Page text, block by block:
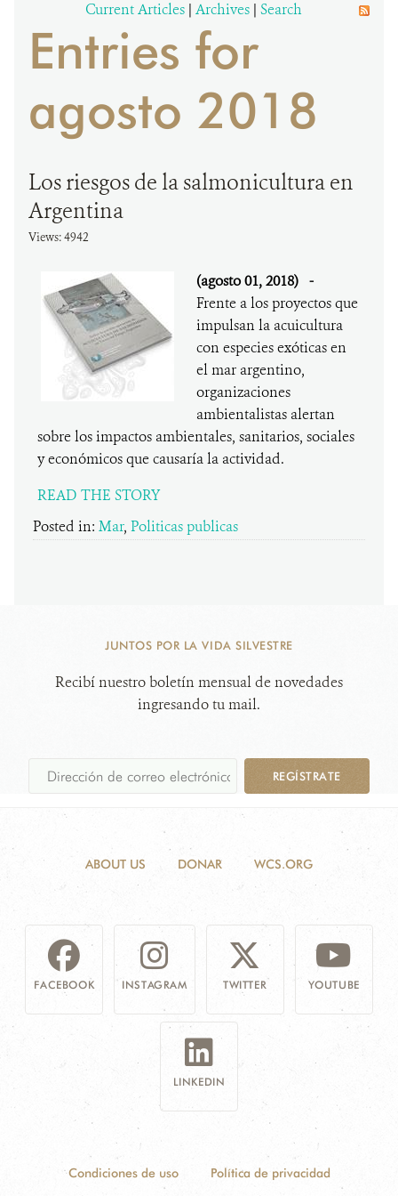
DONA
Current Articles | Archives | Search
Entries for
agosto 2018
Los riesgos de la salmonicultura en
Argentina
Views: 4942
(agosto 01, 2018) -
Frente a los proyectos que
impulsan la acuicultura
con especies exóticas en
el mar argentino,
organizaciones
ambientalistas alertan
sobre los impactos ambientales, sanitarios, sociales
y económicos que causaría la actividad.
READ THE STORY
Posted in: Mar, Politicas publicas
JUNTOS POR LA VIDA SILVESTRE
Recibí nuestro boletín mensual de novedades
ingresando tu mail.
REGÍSTRATE
ABOUT US DONAR WCS.ORG
FACEBOOK INSTAGRAM TWITTER YOUTUBE
LINKEDIN
Condiciones de uso Política de privacidad